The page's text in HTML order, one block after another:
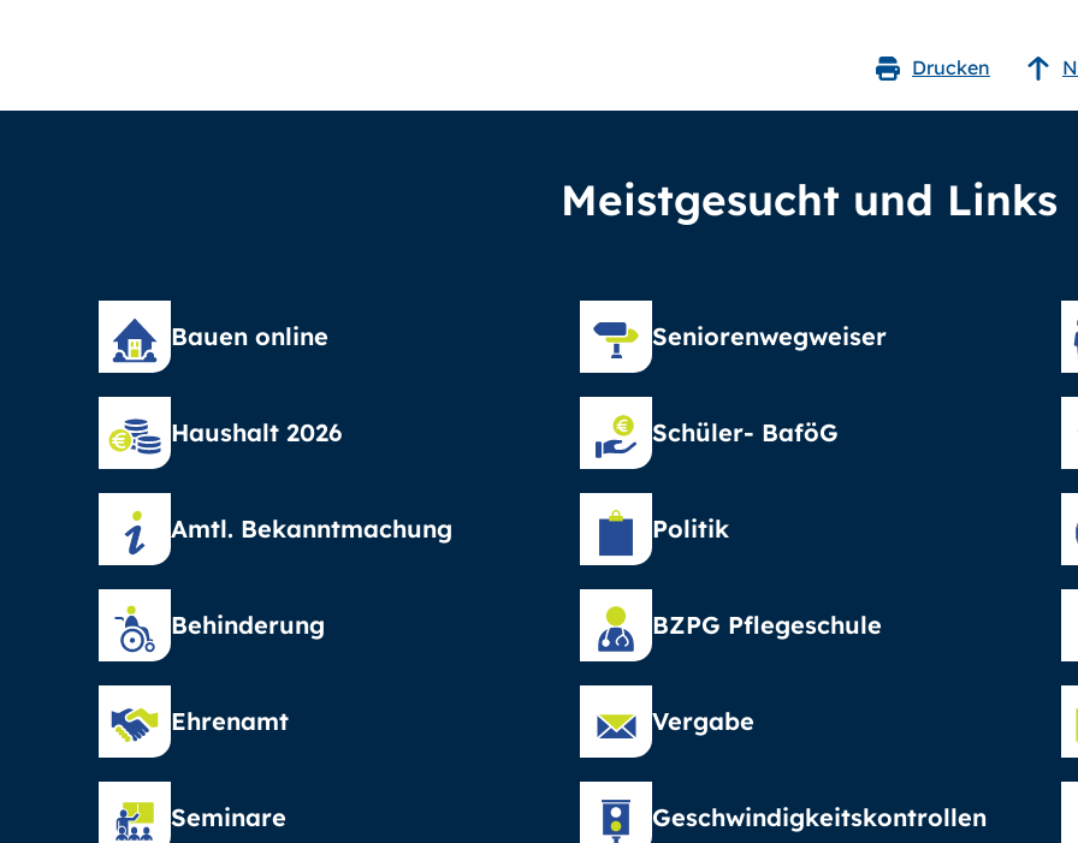
Drucken
Meistgesucht und Links
Bauen online Seniorenwegweiser
Haushalt 2026 Schüler- BaföG
Amtl. Bekanntmachung Politik
Behinderung BZPG Pflegeschule
Ehrenamt Vergabe
Seminare Geschwindigkeitskontrollen